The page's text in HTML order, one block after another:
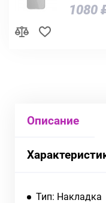
1080
Описание
Тип: Накладка